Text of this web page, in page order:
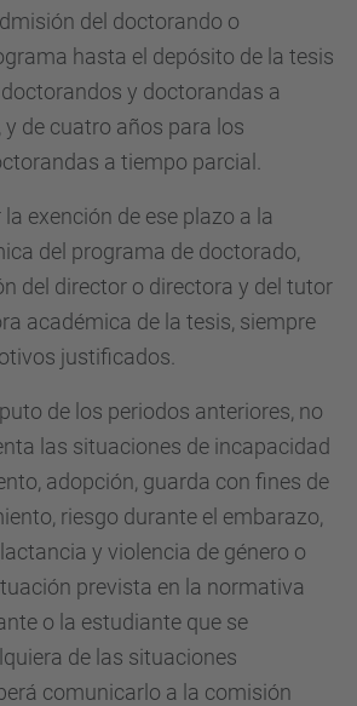
del doctorando o
hasta el depósito de la tesis
y doctorandas a
de cuatro años para los
a tiempo parcial.
exención de ese plazo a la
del programa de doctorado,
del director o directora y del tutor
académica de la tesis, siempre
justificados.
de los periodos anteriores, no
las situaciones de incapacidad
adopción, guarda con fines de
riesgo durante el embarazo,
y violencia de género o
prevista en la normativa
o la estudiante que se
de las situaciones
comunicarlo a la comisión